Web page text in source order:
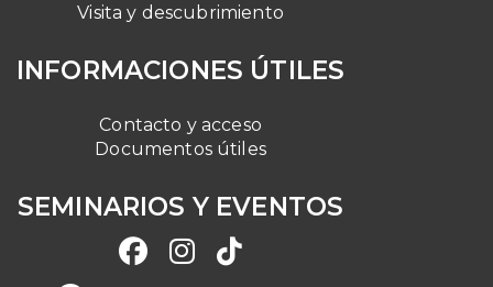
Visita y descubrimiento
INFORMACIONES ÚTILES
Contacto y acceso
Documentos útiles
SEMINARIOS Y EVENTOS